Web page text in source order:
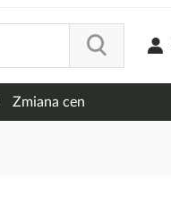
Zmiana cen